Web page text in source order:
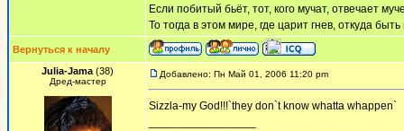
Если побитый бьёт, тот, кого мучат, отвечает
То тогда в этом мире, где царит гнев, откуда
Вернуться к началу
Julia-Jama (38)
Дред-мастер
Добавлено: Пн Май 01, 2006 11:20 pm
Sizzla-my God!!!`they don`t know whatta whappen`